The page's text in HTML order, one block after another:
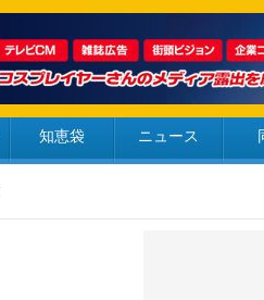
知恵袋 ニュース